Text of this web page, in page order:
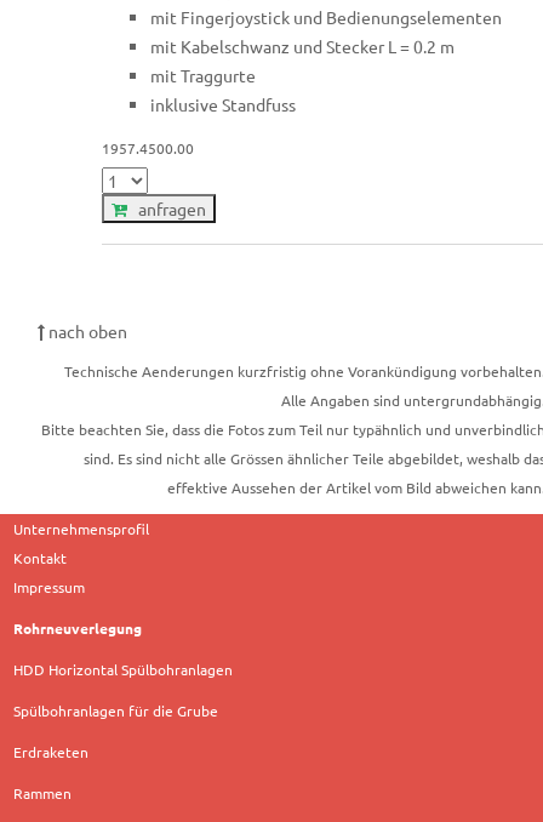
mit Fingerjoystick und Bedienungselementen
mit Kabelschwanz und Stecker L = 0.2 m
mit Traggurte
inklusive Standfuss
1957.4500.00
anfragen
nach oben
Technische Aenderungen kurzfristig ohne Vorankündigung
Alle Angaben sind
Bitte beachten Sie, dass die Fotos zum Teil nur typähnlich und
sind. Es sind nicht alle Grössen ähnlicher Teile abgebildet, weshalb
effektive Aussehen der Artikel vom Bild abweichen
Unternehmensprofil
Kontakt
Impressum
Rohrneuverlegung
HDD Horizontal Spülbohranlagen
Spülbohranlagen für die Grube
Erdraketen
Rammen